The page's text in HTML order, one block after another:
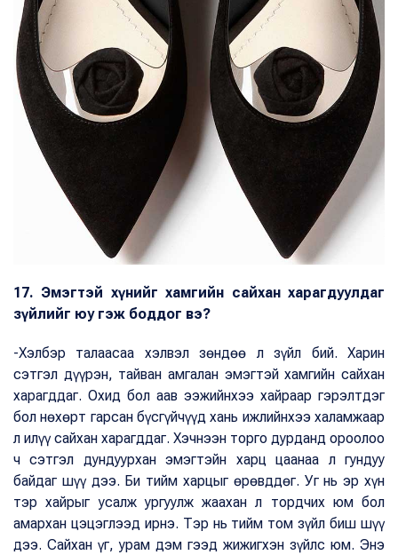
17. Эмэгтэй хүнийг хамгийн сайхан харагдуулдаг
зүйлийг юу гэж боддог вэ?
-Хэлбэр талаасаа хэлвэл зөндөө л зүйл бий. Харин
сэтгэл дүүрэн, тайван амгалан эмэгтэй хамгийн сайхан
харагддаг. Охид бол аав ээжийнхээ хайраар гэрэлтдэг
бол нөхөрт гарсан бүсгүйчүүд хань ижлийнхээ халамжаар
л илүү сайхан харагддаг. Хэчнээн торго дурданд ороолоо
ч сэтгэл дундуурхан эмэгтэйн харц цаанаа л гундуу
байдаг шүү дээ. Би тийм харцыг өрөвддөг. Уг нь эр хүн
тэр хайрыг усалж ургуулж жаахан л тордчих юм бол
амархан цэцэглээд ирнэ. Тэр нь тийм том зүйл биш шүү
дээ. Сайхан үг, урам дэм гээд жижигхэн зүйлс юм. Энэ